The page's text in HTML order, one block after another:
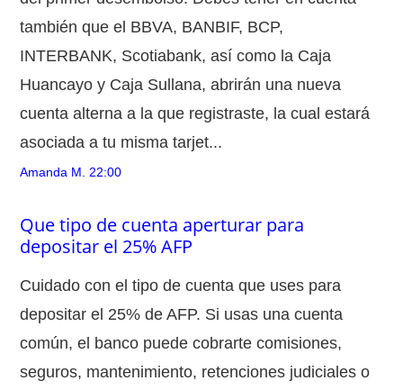
también que el BBVA, BANBIF, BCP,
INTERBANK, Scotiabank, así como la Caja
Huancayo y Caja Sullana, abrirán una nueva
cuenta alterna a la que registraste, la cual estará
asociada a tu misma tarjet...
Amanda M. 22:00
Que tipo de cuenta aperturar para
depositar el 25% AFP
Cuidado con el tipo de cuenta que uses para
depositar el 25% de AFP. Si usas una cuenta
común, el banco puede cobrarte comisiones,
seguros, mantenimiento, retenciones judiciales o